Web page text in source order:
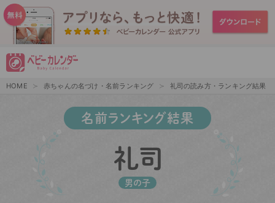
HOME 赤ちゃんの名づけ・名前ランキング 礼司の読み方・ランキング結果
名前ランキング結果
礼司
男の子